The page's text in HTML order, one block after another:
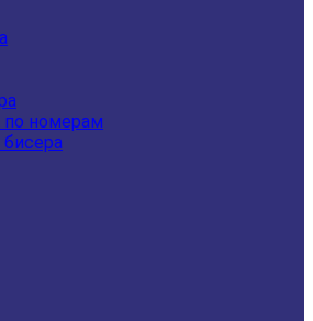
по номерам
бисера